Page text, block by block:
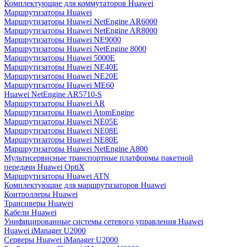
Комплектующие для коммутаторов Huawei
Маршрутизаторы Huawei
Маршрутизаторы Huawei NetEngine AR6000
Маршрутизаторы Huawei NetEngine AR8000
Маршрутизаторы Huawei NE9000
Маршрутизаторы Huawei NetEngine 8000
Маршрутизаторы Huawei 5000E
Маршрутизаторы Huawei NE40E
Маршрутизаторы Huawei NE20E
Маршрутизаторы Huawei ME60
Huawei NetEngine AR5710-S
Маршрутизаторы Huawei AR
Маршрутизаторы Huawei AtomEngine
Маршрутизаторы Huawei NE05E
Маршрутизаторы Huawei NE08E
Маршрутизаторы Huawei NE80E
Маршрутизаторы Huawei NetEngine A800
Мультисервисные транспортные платформы пакетной
передачи Huawei OptiX
Маршрутизаторы Huawei ATN
Комплектующие для маршрутизаторов Huawei
Контроллеры Huawei
Трансиверы Huawei
Кабели Huawei
Унифицированные системы сетевого управления Huawei
Huawei iManager U2000
Серверы Huawei iManager U2000